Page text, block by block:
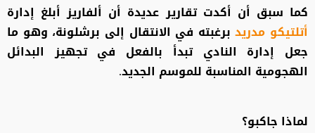
كما سبق أن أكدت تقارير عديدة أن ألفاريز أبلغ إدارة
أتلتيكو مدريد برغبته في الانتقال إلى برشلونة، وهو ما
جعل إدارة النادي تبدأ بالفعل في تجهيز البدائل
الهجومية المناسبة للموسم الجديد.
لماذا جاكبو؟